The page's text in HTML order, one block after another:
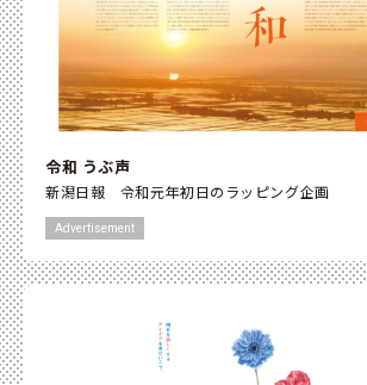
令和 うぶ声
新潟日報 令和元年初日のラッピング企画
Advertisement